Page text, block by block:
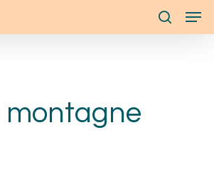
search
montagne
Menu